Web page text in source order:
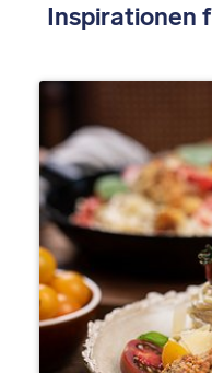
Inspirationen